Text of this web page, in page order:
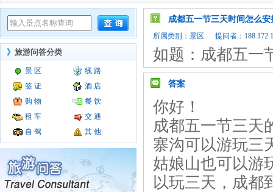
》 旅游问答分类
景 区
线 路
签 证
酒 店
购 物
餐 饮
租 车
交 通
自 驾
其 他
成都五一节三天时间怎么安
所属类别： 景区 提问者：
如题：成都五一
答案
你好！
成都五一节三天
寨沟可以游玩三
姑娘山也可以游
以玩三天，成都